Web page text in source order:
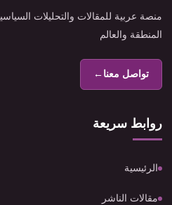
منصة عربية للمقالات والتحليلات
المنطقة والعالم
تواصل معنا←
روابط سريعة
الرئيسية
مقالات الناشر